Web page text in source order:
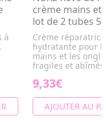
à
crème mains et
lot de 2 tubes
Crème réparatrice
hydratante pour
mains et les
fragiles et abîmés.
9,33€
AJOUTER AU